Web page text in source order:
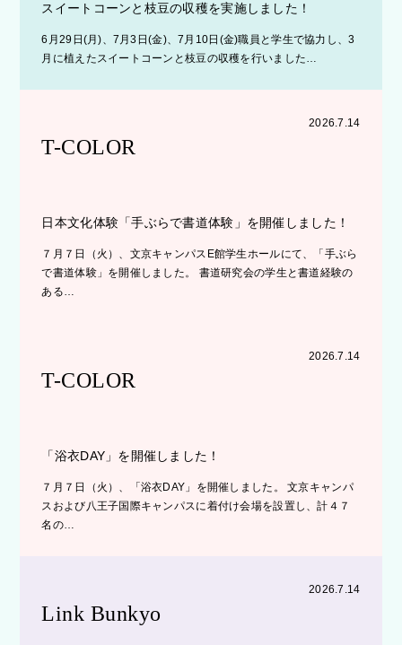
スイートコーンと枝豆の収穫を実施しました！
6月29日(月)、7月3日(金)、7月10日(金)職員と学生で協力し、3
月に植えたスイートコーンと枝豆の収穫を行いました…
2026.7.14
T-COLOR
日本文化体験「手ぶらで書道体験」を開催しました！
７月７日（火）、文京キャンパスE館学生ホールにて、「手ぶら
で書道体験」を開催しました。 書道研究会の学生と書道経験の
ある…
2026.7.14
T-COLOR
「浴衣DAY」を開催しました！
７月７日（火）、「浴衣DAY」を開催しました。 文京キャンパ
スおよび八王子国際キャンパスに着付け会場を設置し、計４７
名の…
2026.7.14
Link Bunkyo